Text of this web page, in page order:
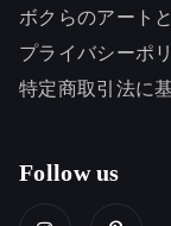
ボクらのアート
プライバシーポ
特定商取引法に
Follow us